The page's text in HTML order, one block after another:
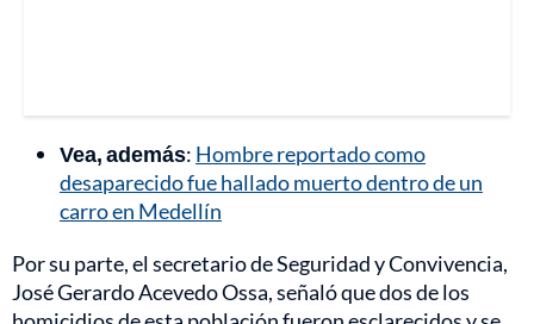
Vea, además: Hombre reportado como
desaparecido fue hallado muerto dentro de un
carro en Medellín
Por su parte, el secretario de Seguridad y Convivencia,
José Gerardo Acevedo Ossa, señaló que dos de los